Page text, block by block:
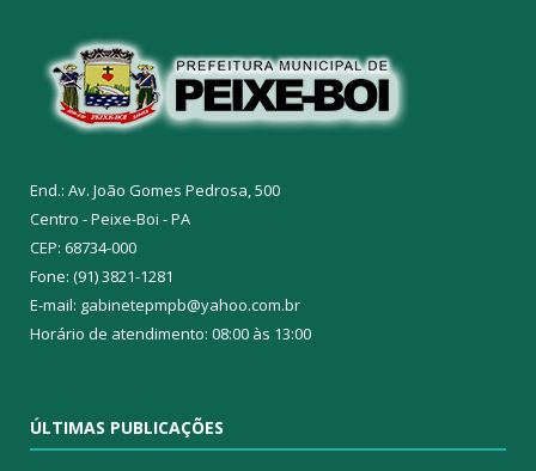
End.: Av. João Gomes Pedrosa, 500
Centro - Peixe-Boi - PA
CEP: 68734-000
Fone: (91) 3821-1281
E-mail: gabinetepmpb@yahoo.com.br
Horário de atendimento: 08:00 às 13:00
ÚLTIMAS PUBLICAÇÕES